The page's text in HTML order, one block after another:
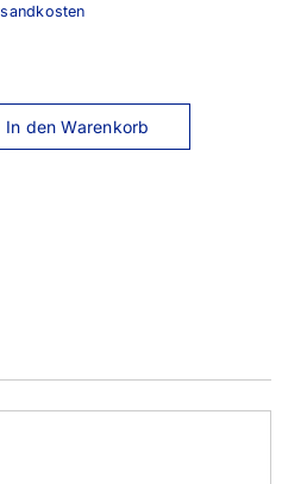
AGB
In den Warenkorb